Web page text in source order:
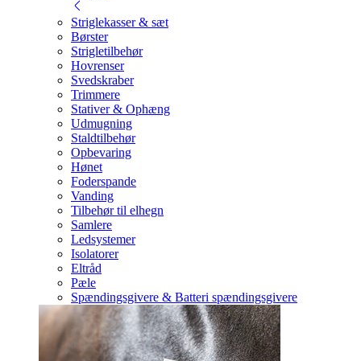
Striglekasser & sæt
Børster
Strigletilbehør
Hovrenser
Svedskraber
Trimmere
Stativer & Ophæng
Udmugning
Staldtilbehør
Opbevaring
Hønet
Foderspande
Vanding
Tilbehør til elhegn
Samlere
Ledsystemer
Isolatorer
Eltråd
Pæle
Spændingsgivere & Batteri spændingsgivere